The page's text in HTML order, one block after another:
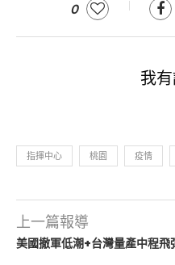
0
我
指揮中心 桃園 疫情
上一篇報導
美國撤軍低潮+台灣量產中程飛